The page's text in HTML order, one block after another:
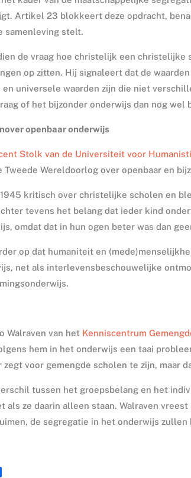
Artikel 23 blokkeert deze opdracht,
samenleving stelt.
de vraag hoe christelijk een christelijke
op zitten. Hij signaleert dat de
universele waarden zijn die niet
of het bijzonder onderwijs dan nog wel
openbaar onderwijs
Stolk van de Universiteit voor
Tweede Wereldoorlog over openbaar en
kritisch over christelijke scholen en
tevens het belang dat ieder kind
omdat dat in hun ogen beter was dan
op dat humaniteit en
net als interlevensbeschouwelijke
Walraven van het Kenniscentrum
hem in het onderwijs een taai
zegt voor gemengde scholen te zijn, maar
tussen het groepsbelang en het
als ze daarin alleen staan. Walraven
de segregatie in het onderwijs zullen